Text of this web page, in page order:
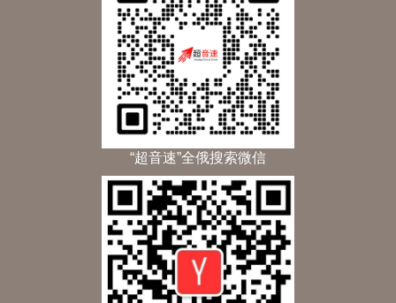
“超音速”全俄搜索微信